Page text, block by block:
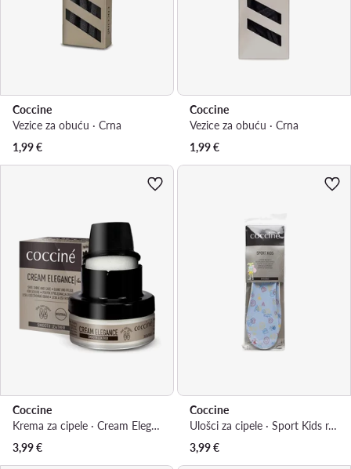
Coccine
Vezice za obuću · Crna
1,99€
Coccine
Vezice za obuću · Crna
1,99€
Coccine
Krema za cipele · Cream Elegance 55/26/50/01/Z/V7
3,99€
Coccine
Ulošci za cipele · Sport Kids r. 34/35 665/75/24-35/AZ
3,99€